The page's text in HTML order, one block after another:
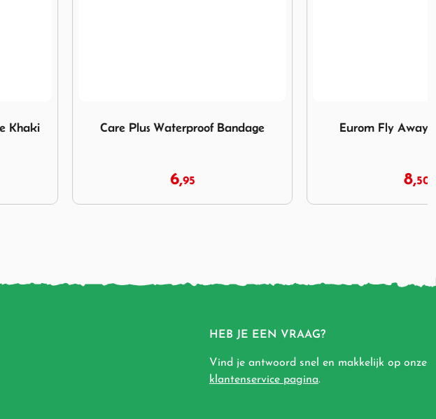
Care Plus Waterproof Bandage Eurom Fly Away Plug-In LED
HEB JE EEN VRAAG?
Vind je antwoord snel en makkelijk op onze
klantenservice pagina.